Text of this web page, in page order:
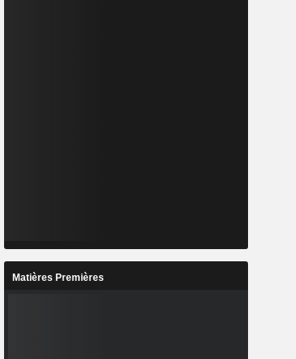
Matières Premières